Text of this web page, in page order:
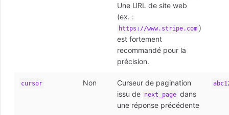
Une URL de site web
(ex. :
https://www.stripe.com )
est fortement
recommandé pour la
précision.
cursor Non
Curseur de pagination
issu de next_page dans
une réponse précédente